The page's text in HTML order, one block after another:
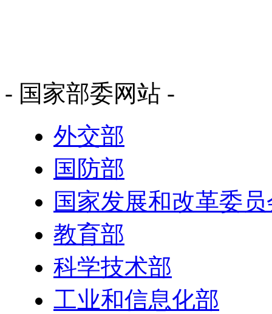
- 国家部委网站 -
外交部
国防部
国家发展和改革委
教育部
科学技术部
工业和信息化部